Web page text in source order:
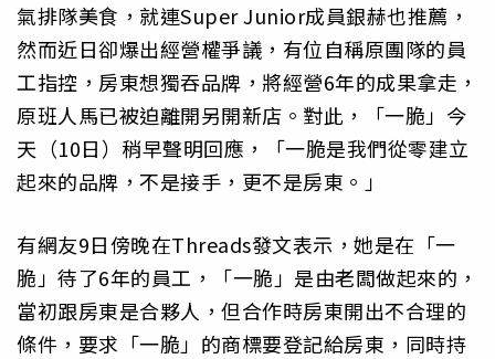
氣排隊美食，就連Super Junior成員銀赫也推薦，
然而近日卻爆出經營權爭議，有位自稱原團隊的員
工指控，房東想獨吞品牌，將經營6年的成果拿走，
原班人馬已被迫離開另開新店。對此，「一脆」今
天（10日）稍早聲明回應，「一脆是我們從零建立
起來的品牌，不是接手，更不是房東。」
有網友9日傍晚在Threads發文表示，她是在「一
脆」待了6年的員工，「一脆」是由老闆做起來的，
當初跟房東是合夥人，但合作時房東開出不合理的
條件，要求「一脆」的商標要登記給房東，同時持